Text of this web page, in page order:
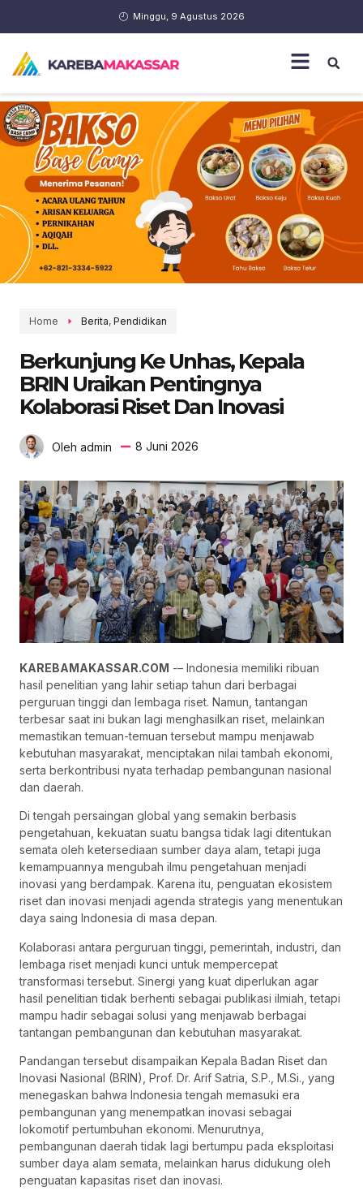
Minggu, 9 Agustus 2026
Home Berita, Pendidikan
Berkunjung Ke Unhas, Kepala
BRIN Uraikan Pentingnya
Kolaborasi Riset Dan Inovasi
Oleh admin 8 Juni 2026
KAREBAMAKASSAR.COM -– Indonesia memiliki ribuan
hasil penelitian yang lahir setiap tahun dari berbagai
perguruan tinggi dan lembaga riset. Namun, tantangan
terbesar saat ini bukan lagi menghasilkan riset, melainkan
memastikan temuan-temuan tersebut mampu menjawab
kebutuhan masyarakat, menciptakan nilai tambah ekonomi,
serta berkontribusi nyata terhadap pembangunan nasional
dan daerah.
Di tengah persaingan global yang semakin berbasis
pengetahuan, kekuatan suatu bangsa tidak lagi ditentukan
semata oleh ketersediaan sumber daya alam, tetapi juga
kemampuannya mengubah ilmu pengetahuan menjadi
inovasi yang berdampak. Karena itu, penguatan ekosistem
riset dan inovasi menjadi agenda strategis yang menentukan
daya saing Indonesia di masa depan.
Kolaborasi antara perguruan tinggi, pemerintah, industri, dan
lembaga riset menjadi kunci untuk mempercepat
transformasi tersebut. Sinergi yang kuat diperlukan agar
hasil penelitian tidak berhenti sebagai publikasi ilmiah, tetapi
mampu hadir sebagai solusi yang menjawab berbagai
tantangan pembangunan dan kebutuhan masyarakat.
Pandangan tersebut disampaikan Kepala Badan Riset dan
Inovasi Nasional (BRIN), Prof. Dr. Arif Satria, S.P., M.Si., yang
menegaskan bahwa Indonesia tengah memasuki era
pembangunan yang menempatkan inovasi sebagai
lokomotif pertumbuhan ekonomi. Menurutnya,
pembangunan daerah tidak lagi bertumpu pada eksploitasi
sumber daya alam semata, melainkan harus didukung oleh
penguatan kapasitas riset dan inovasi.